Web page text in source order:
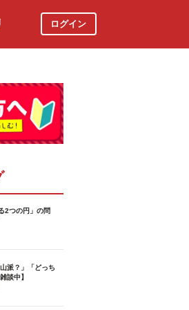
ログイン
2つの円」の問
派？」「どっち
談中】